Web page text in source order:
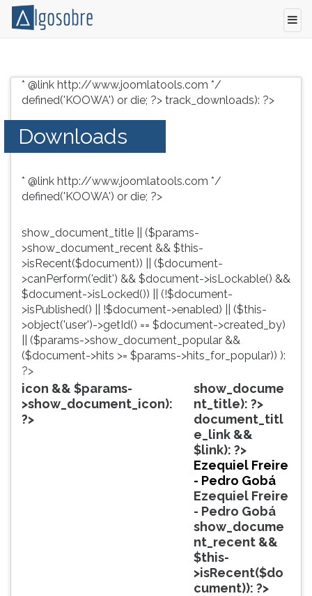
grátis
vestibular,
enem
concursos.
resumos
livros,
biografias,
profissões,
simulados
comentados.
Acessibilidade
leitor
TAB
depois
F
para
ouvir
conteúdo
principal
pular
essa
leitura
pressione
depois
pausar
* @link http://www.joomlatools.com */
defined('KOOWA') or die; ?> track_downloads): ?>
Downloads
* @link http://www.joomlatools.com */
defined('KOOWA') or die; ?>
show_document_title || ($params-
>show_document_recent && $this-
>isRecent($document)) || ($document-
>canPerform('edit') && $document->isLockable() &&
$document->isLocked()) || (!$document-
>isPublished() || !$document->enabled) || ($this-
>object('user')->getId() == $document->created_by)
|| ($params->show_document_popular &&
($document->hits >= $params->hits_for_popular)) ):
?>
icon && $params-
>show_document_icon):
?>
show_docume
nt_title): ?>
document_titl
e_link &&
$link): ?>
Ezequiel Freire
- Pedro Gobá
Ezequiel Freire
- Pedro Gobá
show_docume
nt_recent &&
$this-
>isRecent($do
cument)): ?>